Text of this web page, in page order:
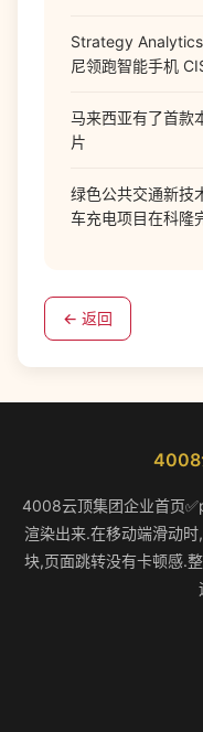
Strategy
尼领跑智能手机
马来西亚有了首款
片
绿色公共交通新技
车充电项目在科隆
← 返回
4008
4008云顶集团企业首页
渲染出来.在移动端滑动
块,页面跳转没有卡顿感.